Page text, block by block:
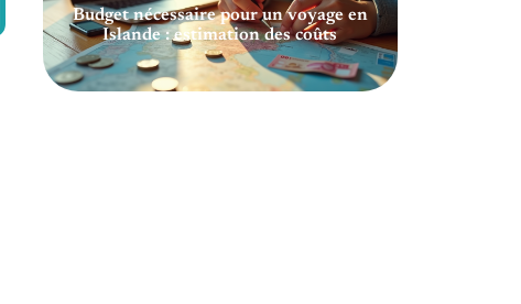
Budget nécessaire pour un voyage en
Islande : estimation des coûts